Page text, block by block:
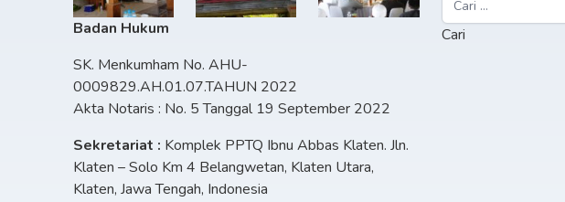
Badan Hukum
SK. Menkumham No. AHU-
0009829.AH.01.07.TAHUN 2022
Akta Notaris : No. 5 Tanggal 19 September 2022
Sekretariat : Komplek PPTQ Ibnu Abbas Klaten. Jln.
Klaten – Solo Km 4 Belangwetan, Klaten Utara,
Klaten, Jawa Tengah, Indonesia
untuk: